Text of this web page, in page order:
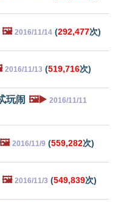
🖼️ 2016/11/14 (292,477次)
2016/11/13 (519,716次)
玩闹 🖼️▶️ 2016/11/11
🖼️ 2016/11/9 (559,282次)
🖼️ 2016/11/3 (549,839次)